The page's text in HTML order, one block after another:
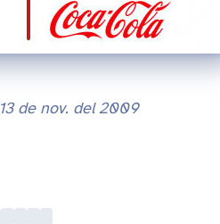
13 de nov. del 2009